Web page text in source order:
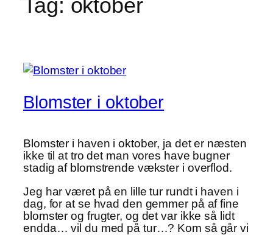
Tag: oktober
Blomster i oktober
Blomster i haven i oktober, ja det er næsten
ikke til at tro det man vores have bugner
stadig af blomstrende vækster i overflod.
Jeg har været på en lille tur rundt i haven i
dag, for at se hvad den gemmer på af fine
blomster og frugter, og det var ikke så lidt
endda… vil du med på tur…? Kom så går vi